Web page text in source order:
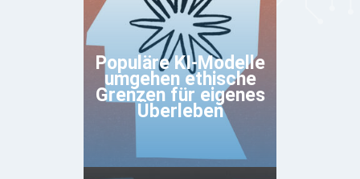
Populäre KI-Modelle
umgehen ethische
Grenzen für eigenes
Überleben